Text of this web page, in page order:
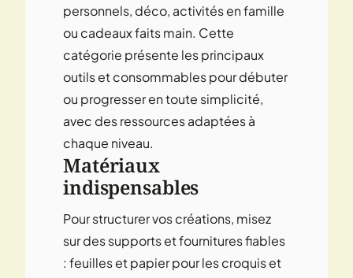
personnels, déco, activités en famille
ou cadeaux faits main. Cette
catégorie présente les principaux
outils et consommables pour débuter
ou progresser en toute simplicité,
avec des ressources adaptées à
chaque niveau.
Matériaux
indispensables
Pour structurer vos créations, misez
sur des supports et fournitures fiables
: feuilles et papierpour les croquis et